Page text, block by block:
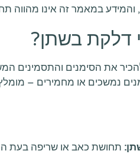
והמידע במאמר זה אינו מהווה
דלקת בשתן?
את הסימנים והתסמינים
נמשכים או מחמירים – מומלץ
תחושת כאב או שריפה בעת